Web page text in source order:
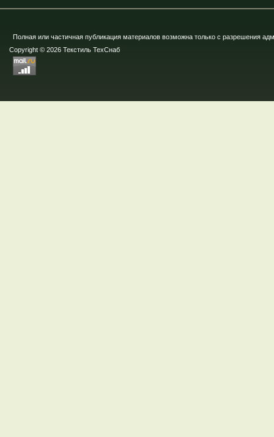
Полная или частичная публикация материалов возможна только с разрешения
Copyright © 2026 Текстиль ТехСнаб